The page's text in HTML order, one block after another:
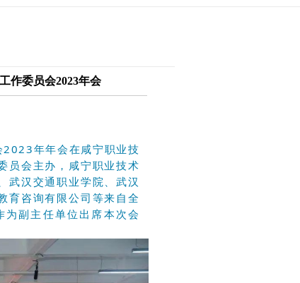
作委员会2023年会
年年会在咸宁职业技
员会主办，咸宁职业技术
武汉交通职业学院、武汉
育咨询有限公司 等来自全
副主任单位出席本次会